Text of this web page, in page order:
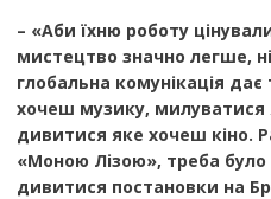
– «Аби їхню роботу
мистецтво значно легше,
глобальна комунікація дає
хочеш музику,
дивитися яке хочеш кіно.
«Моною Лізою», треба
дивитися постановки на